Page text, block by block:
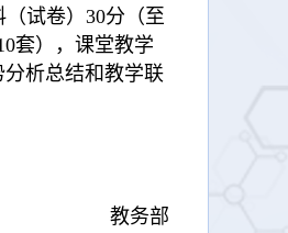
试卷）30分（至
套），课堂教学
析总结和教学联
教务部